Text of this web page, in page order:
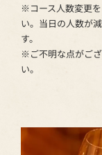
※コース人数変更
い。当日の人数が
す。
※ご不明な点がご
い。